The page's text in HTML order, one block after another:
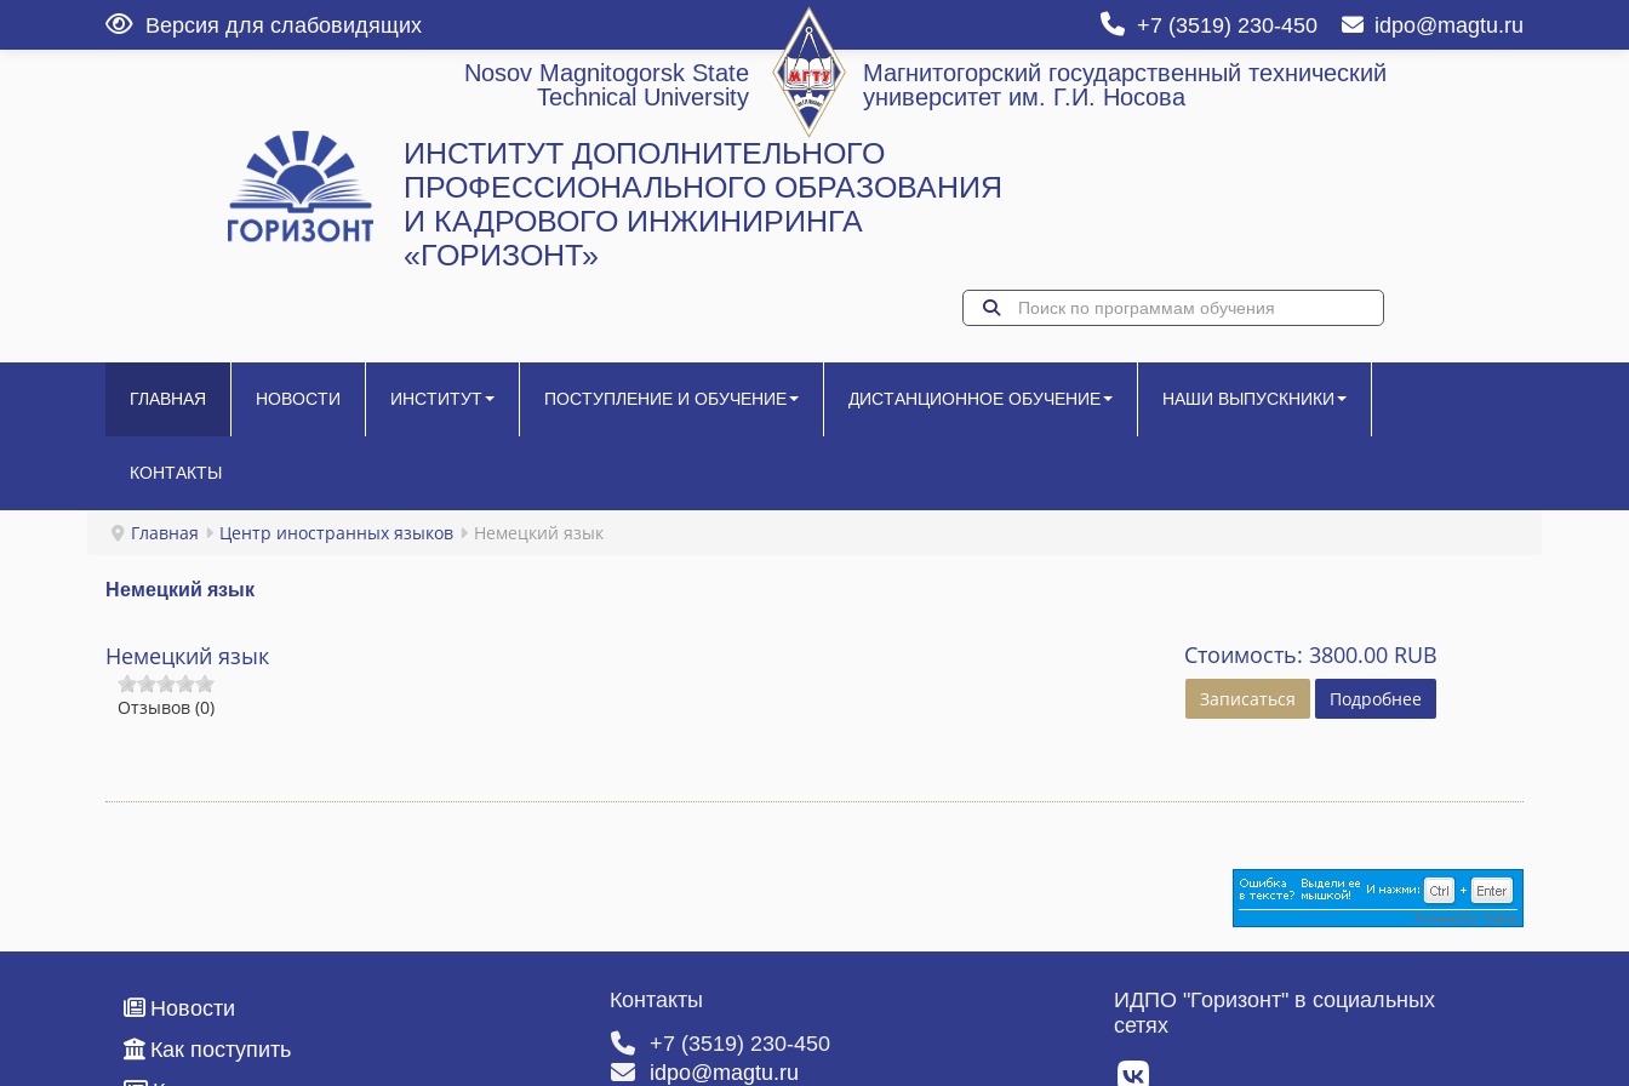
Версия для слабовидящих
Магнитогорский государственный технический
университет им. Г.И. Носова
Nosov Magnitogorsk State
Technical University
+7 (3519) 230-450 idpo@magtu.ru
ИНСТИТУТ ДОПОЛНИТЕЛЬНОГО
ПРОФЕССИОНАЛЬНОГО ОБРАЗОВАНИЯ
И КАДРОВОГО ИНЖИНИРИНГА
«ГОРИЗОНТ»
ГЛАВНАЯ НОВОСТИ ИНСТИТУТ ПОСТУПЛЕНИЕ И ОБУЧЕНИЕ ДИСТАНЦИОННОЕ ОБУЧЕНИЕ НАШИ ВЫПУСКНИКИ
КОНТАКТЫ
Главная Центр иностранных языков Немецкий язык
Немецкий язык
Немецкий язык
Отзывов (0)
Стоимость: 3800.00 RUB
Записаться Подробнее
Новости
Как поступить
Контакты
+7 (3519) 230-450
idpo@magtu.ru
ИДПО "Горизонт" в социальных
сетях